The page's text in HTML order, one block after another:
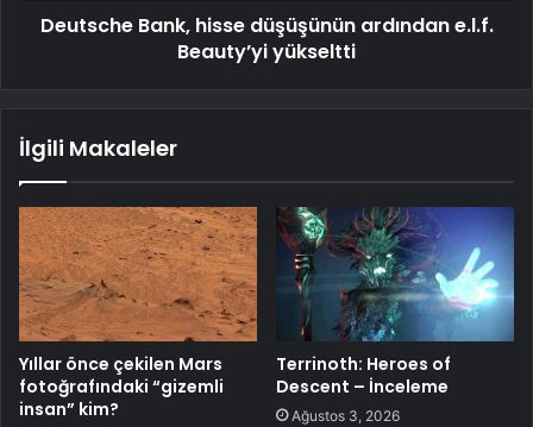
Deutsche Bank, hisse düşüşünün ardından e.l.f.
Beauty’yi yükseltti
İlgili Makaleler
Yıllar önce çekilen Mars
fotoğrafındaki “gizemli
insan” kim?
Terrinoth: Heroes of
Descent – İnceleme
Ağustos 3, 2026